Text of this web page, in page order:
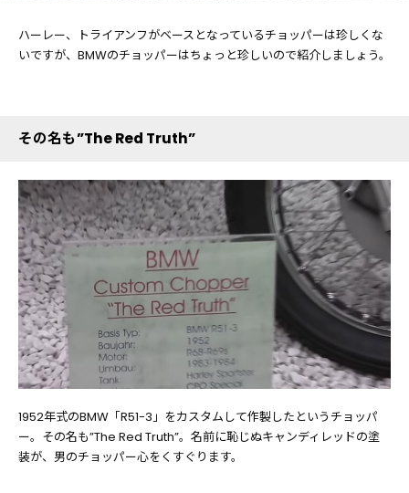
ハーレー、トライアンフがベースとなっているチョッパーは珍しくな
いですが、BMWのチョッパーはちょっと珍しいので紹介しましょう。
その名も”The Red Truth”
1952年式のBMW「R51-3」をカスタムして作製したというチョッパ
ー。その名も”The Red Truth”。名前に恥じぬキャンディレッドの塗
装が、男のチョッパー心をくすぐります。